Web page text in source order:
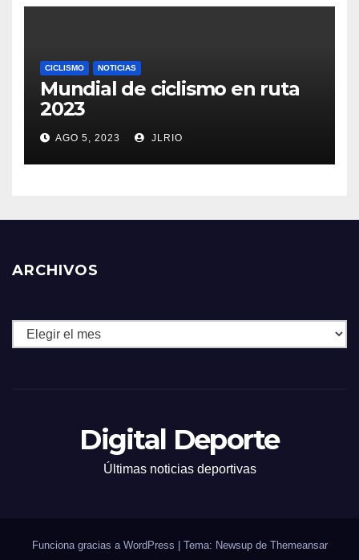
CICLISMO NOTICIAS
Mundial de ciclismo en ruta
2023
AGO 5, 2023 JLRIO
ARCHIVOS
Archivos
Digital Deporte
Últimas noticias deportivas
Funciona gracias a WordPress Tema: Newsup de Themeansar